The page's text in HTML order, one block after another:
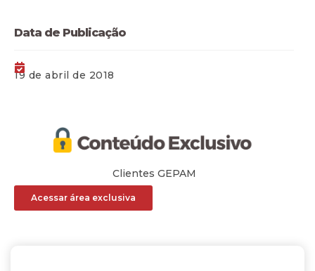
Data de Publicação
19 de abril de 2018
Clientes GEPAM
Acessar área exclusiva